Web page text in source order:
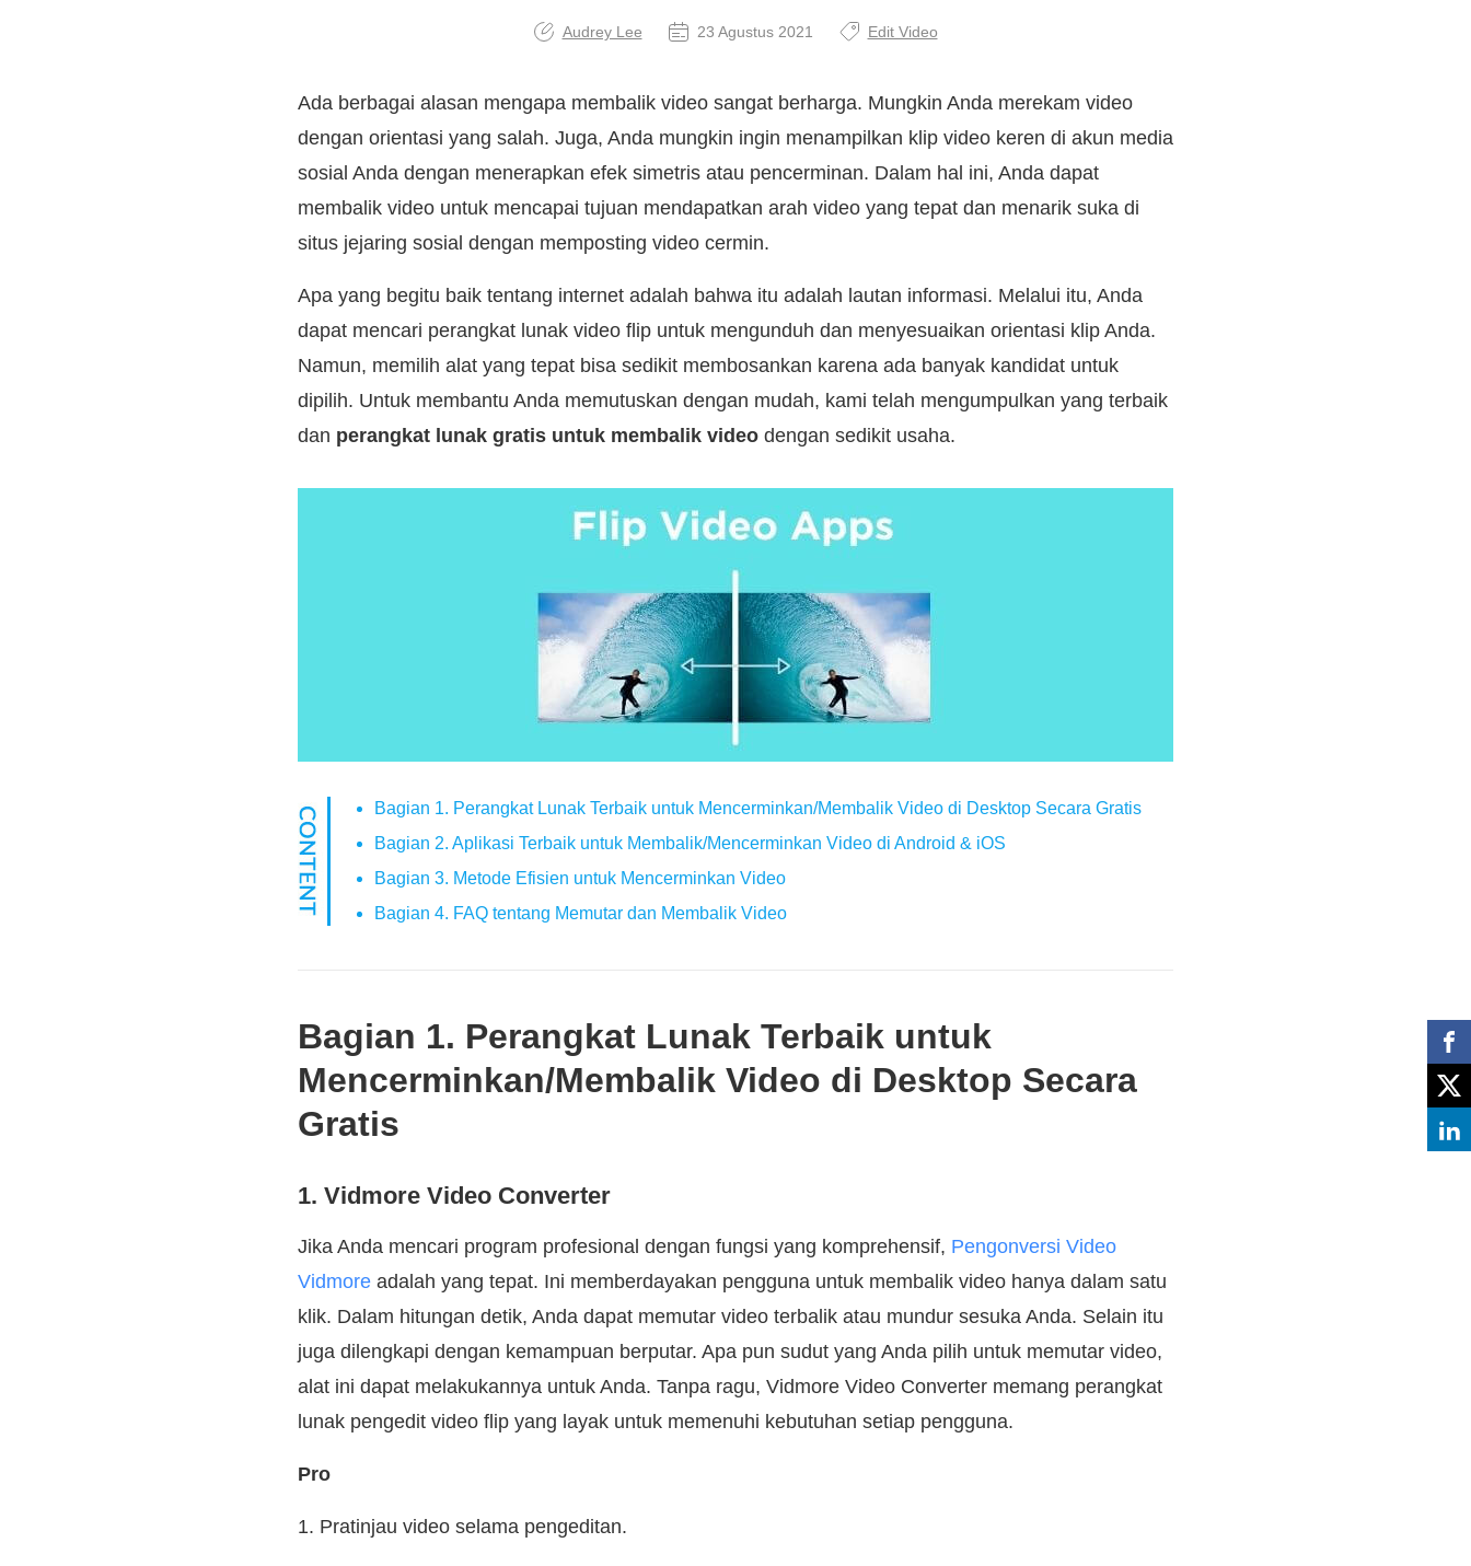
Audrey Lee 23 Agustus 2021 Edit Video
Ada berbagai alasan mengapa membalik video sangat berharga. Mungkin Anda merekam video
dengan orientasi yang salah. Juga, Anda mungkin ingin menampilkan klip video keren di akun media
sosial Anda dengan menerapkan efek simetris atau pencerminan. Dalam hal ini, Anda dapat
membalik video untuk mencapai tujuan mendapatkan arah video yang tepat dan menarik suka di
situs jejaring sosial dengan memposting video cermin.
Apa yang begitu baik tentang internet adalah bahwa itu adalah lautan informasi. Melalui itu, Anda
dapat mencari perangkat lunak video flip untuk mengunduh dan menyesuaikan orientasi klip Anda.
Namun, memilih alat yang tepat bisa sedikit membosankan karena ada banyak kandidat untuk
dipilih. Untuk membantu Anda memutuskan dengan mudah, kami telah mengumpulkan yang terbaik
dan perangkat lunak gratis untuk membalik video dengan sedikit usaha.
Bagian 1. Perangkat Lunak Terbaik untuk Mencerminkan/Membalik Video di Desktop Secara Gratis
Bagian 2. Aplikasi Terbaik untuk Membalik/Mencerminkan Video di Android & iOS
Bagian 3. Metode Efisien untuk Mencerminkan Video
Bagian 4. FAQ tentang Memutar dan Membalik Video
Bagian 1. Perangkat Lunak Terbaik untuk
Mencerminkan/Membalik Video di Desktop Secara
Gratis
1. Vidmore Video Converter
Jika Anda mencari program profesional dengan fungsi yang komprehensif, Pengonversi Video
Vidmore adalah yang tepat. Ini memberdayakan pengguna untuk membalik video hanya dalam satu
klik. Dalam hitungan detik, Anda dapat memutar video terbalik atau mundur sesuka Anda. Selain itu
juga dilengkapi dengan kemampuan berputar. Apa pun sudut yang Anda pilih untuk memutar video,
alat ini dapat melakukannya untuk Anda. Tanpa ragu, Vidmore Video Converter memang perangkat
lunak pengedit video flip yang layak untuk memenuhi kebutuhan setiap pengguna.
Pro
1. Pratinjau video selama pengeditan.